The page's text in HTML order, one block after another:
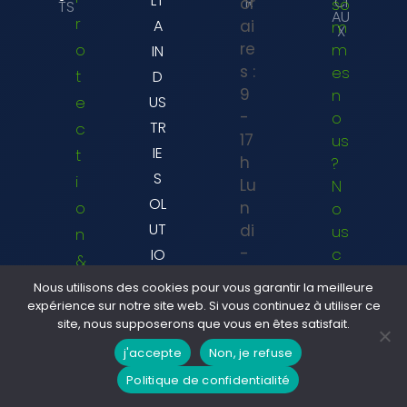
TS
r
o
t
e
c
t
i
o
n
&
s
é
A
IN
D
US
TR
IE
S
OL
UT
IO
NS
a
u
c
a
ai
re
s :
9
-
17
h
Lu
n
di
-
e
n
dr
e
di
AU
X
so
m
m
es
n
o
us
?
N
o
us
c
nt
a
Nous utilisons des cookies pour vous garantir la meilleure
expérience sur notre site web. Si vous continuez à utiliser ce
site, nous supposerons que vous en êtes satisfait.
j'accepte
Non, je refuse
Politique de confidentialité